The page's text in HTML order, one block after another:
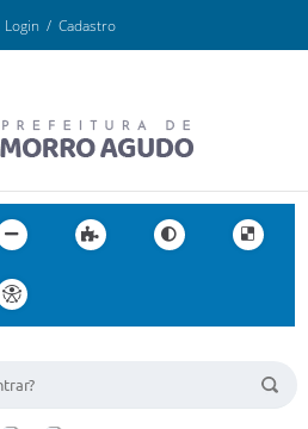
Login / Cadastro